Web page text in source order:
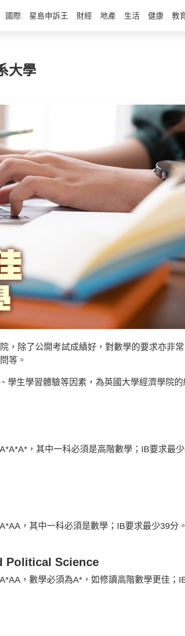
國際 星島申訴王 財經 地產 生活 健康 教
大學
，除了公開考試成績好，對數學的要求亦非常
等。
學生學習體驗等因素，為英國大學經濟學院的
，其中一科必須是高階數學；IB要求最
，其中一科必須是數學；IB要求最少39分
Political Science
，數學必須為A*，如修讀高階數學更佳；